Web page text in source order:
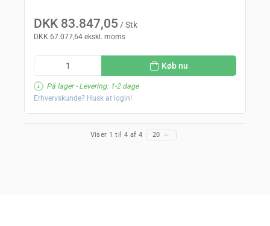
DKK 83.847,05 / Stk
DKK 67.077,64 ekskl. moms
Køb nu
På lager- Levering: 1-2 dage
Erhvervskunde? Husk at login!
Viser 1 til 4 af 4 20